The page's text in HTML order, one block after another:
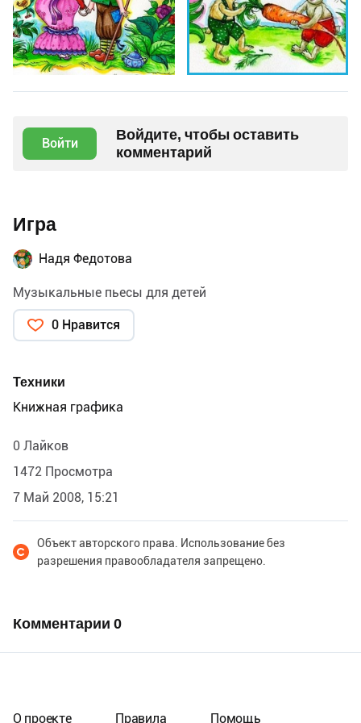
Войти
Войдите, чтобы оставить
комментарий
Игра
Надя Федотова
Музыкальные пьесы для детей
0 Нравится
Техники
Книжная графика
0 Лайков
1472 Просмотра
7 Май 2008, 15:21
Объект авторского права. Использование без
разрешения правообладателя запрещено.
Комментарии 0
О проекте Правила Помощь